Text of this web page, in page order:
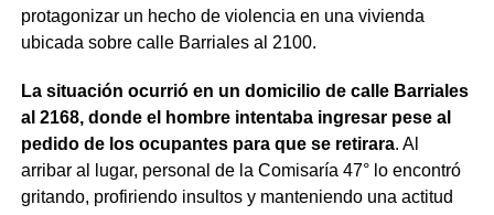
protagonizar un hecho de violencia en una vivienda
ubicada sobre calle Barriales al 2100.
La situación ocurrió en un domicilio de calle Barriales
al 2168, donde el hombre intentaba ingresar pese al
pedido de los ocupantes para que se retirara. Al
arribar al lugar, personal de la Comisaría 47° lo encontró
gritando, profiriendo insultos y manteniendo una actitud